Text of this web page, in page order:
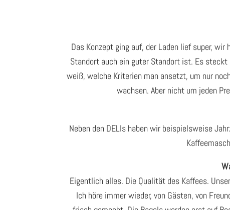
Das Konzept ging auf, der Laden lief super,
Standort auch ein guter Standort ist. Es steckt
weiß, welche Kriterien man ansetzt, um nur
wachsen. Aber nicht um jeden
Neben den DELIs haben wir beispielsweise
Eigentlich alles. Die Qualität des Kaffees.
Ich höre immer wieder, von Gästen, von